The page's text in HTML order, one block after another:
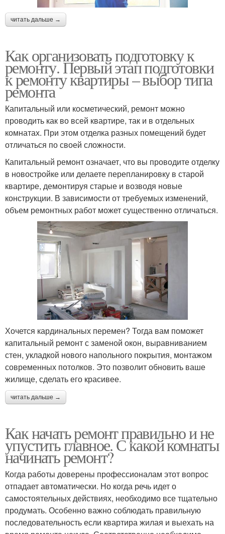
читать дальше →
Как организовать подготовку к
ремонту. Первый этап подготовки
к ремонту квартиры – выбор типа
ремонта
Капитальный или косметический, ремонт можно
проводить как во всей квартире, так и в отдельных
комнатах. При этом отделка разных помещений будет
отличаться по своей сложности.
Капитальный ремонт означает, что вы проводите отделку
в новостройке или делаете перепланировку в старой
квартире, демонтируя старые и возводя новые
конструкции. В зависимости от требуемых изменений,
объем ремонтных работ может существенно отличаться.
Хочется кардинальных перемен? Тогда вам поможет
капитальный ремонт с заменой окон, выравниванием
стен, укладкой нового напольного покрытия, монтажом
современных потолков. Это позволит обновить ваше
жилище, сделать его красивее.
читать дальше →
Как начать ремонт правильно и не
упустить главное. С какой комнаты
начинать ремонт?
Когда работы доверены профессионалам этот вопрос
отпадает автоматически. Но когда речь идет о
самостоятельных действиях, необходимо все тщательно
продумать. Особенно важно соблюдать правильную
последовательность если квартира жилая и выехать на